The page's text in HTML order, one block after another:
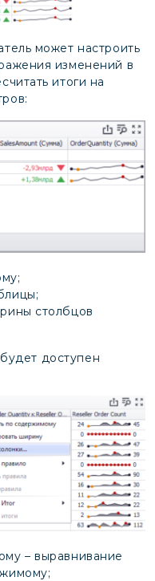
может настроить
изменений в
итоги на
столбцов
доступен
– выравнивание